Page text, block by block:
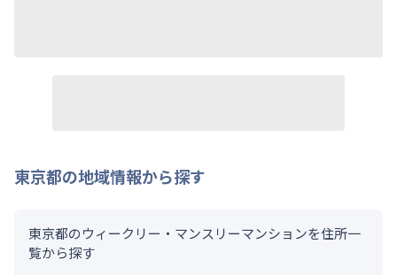
東京都の地域情報から探す
東京都のウィークリー・マンスリーマンションを住所一
覧から探す